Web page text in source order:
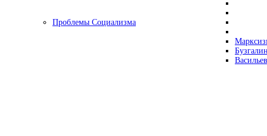
Проблемы Социализма